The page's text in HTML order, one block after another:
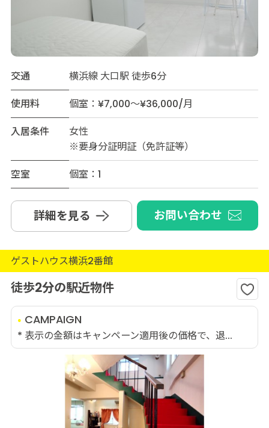
交通
横浜線 大口駅 徒歩6分
使用料
個室：¥7,000～¥36,000/月
入居条件
女性
※要身分証明証（免許証等）
空室
個室：1
詳細を見る お問い合わせ
ゲストハウス横浜2番館
徒歩2分の駅近物件
CAMPAIGN
* 表示の金額はキャンペーン適用後の価格で、退...